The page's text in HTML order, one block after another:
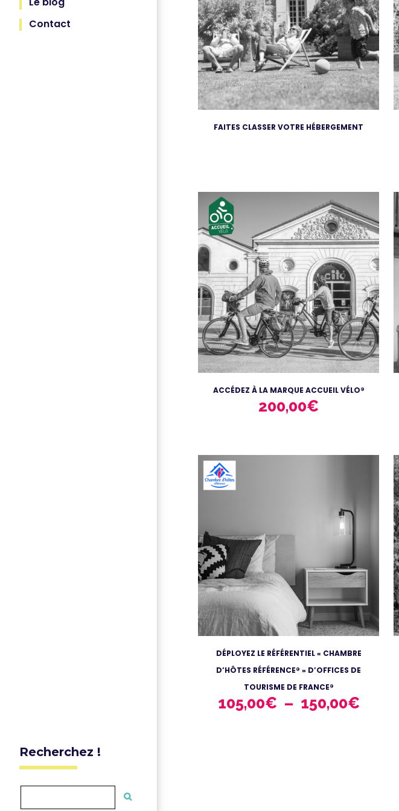
Contact
Recherchez !
FAITES CLASSER VOTRE HÉBERGEMENT
ACCÉDEZ À LA MARQUE ACCUEIL VÉLO®
200,00€
DÉPLOYEZ LE RÉFÉRENTIEL « CHAMBRE
D’HÔTES RÉFÉRENCE® » D’OFFICES DE
TOURISME DE FRANCE®
105,00€ – 150,00€PLAGE